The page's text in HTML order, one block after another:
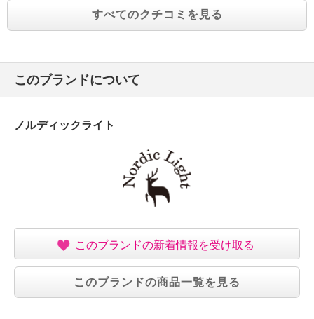
すべてのクチコミを見る
このブランドについて
ノルディックライト
このブランドの新着情報を受け取る
このブランドの商品一覧を見る